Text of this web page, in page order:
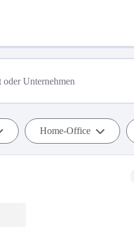
Home-Office